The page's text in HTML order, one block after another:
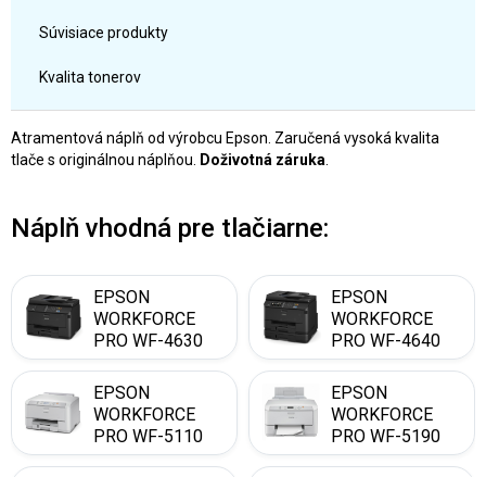
Súvisiace produkty
Kvalita tonerov
Atramentová náplň od výrobcu Epson. Zaručená vysoká kvalita
tlače s originálnou náplňou.
Doživotná záruka
Náplň vhodná pre tlačiarne:
EPSON
WORKFORCE
PRO WF-4630
DWF
EPSON
WORKFORCE
PRO WF-4640
DTWF
EPSON
WORKFORCE
PRO WF-5110
DW
EPSON
WORKFORCE
PRO WF-5190
DW